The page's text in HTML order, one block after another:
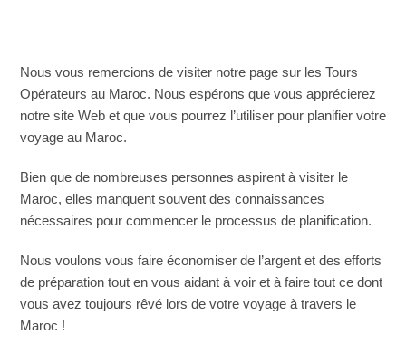
Nous vous remercions de visiter notre page sur les Tours
Opérateurs au Maroc. Nous espérons que vous apprécierez
notre site Web et que vous pourrez l’utiliser pour planifier votre
voyage au Maroc.
Bien que de nombreuses personnes aspirent à visiter le
Maroc, elles manquent souvent des connaissances
nécessaires pour commencer le processus de planification.
Nous voulons vous faire économiser de l’argent et des efforts
de préparation tout en vous aidant à voir et à faire tout ce dont
vous avez toujours rêvé lors de votre voyage à travers le
Maroc !